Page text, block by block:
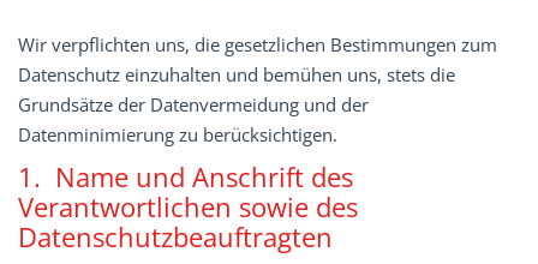
Wir verpflichten uns, die gesetzlichen Bestimmungen zum
Datenschutz einzuhalten und bemühen uns, stets die
Grundsätze der Datenvermeidung und der
Datenminimierung zu berücksichtigen.
1. Name und Anschrift des
Verantwortlichen sowie des
Datenschutzbeauftragten